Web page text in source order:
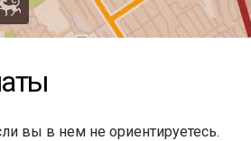
вы в нем не ориентируетесь.